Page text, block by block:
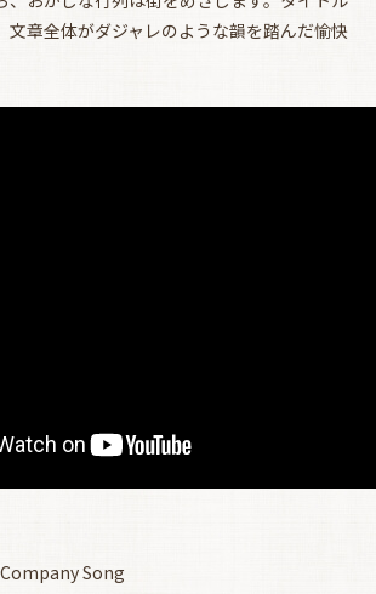
文章全体がダジャレのような韻を踏んだ愉快
Song